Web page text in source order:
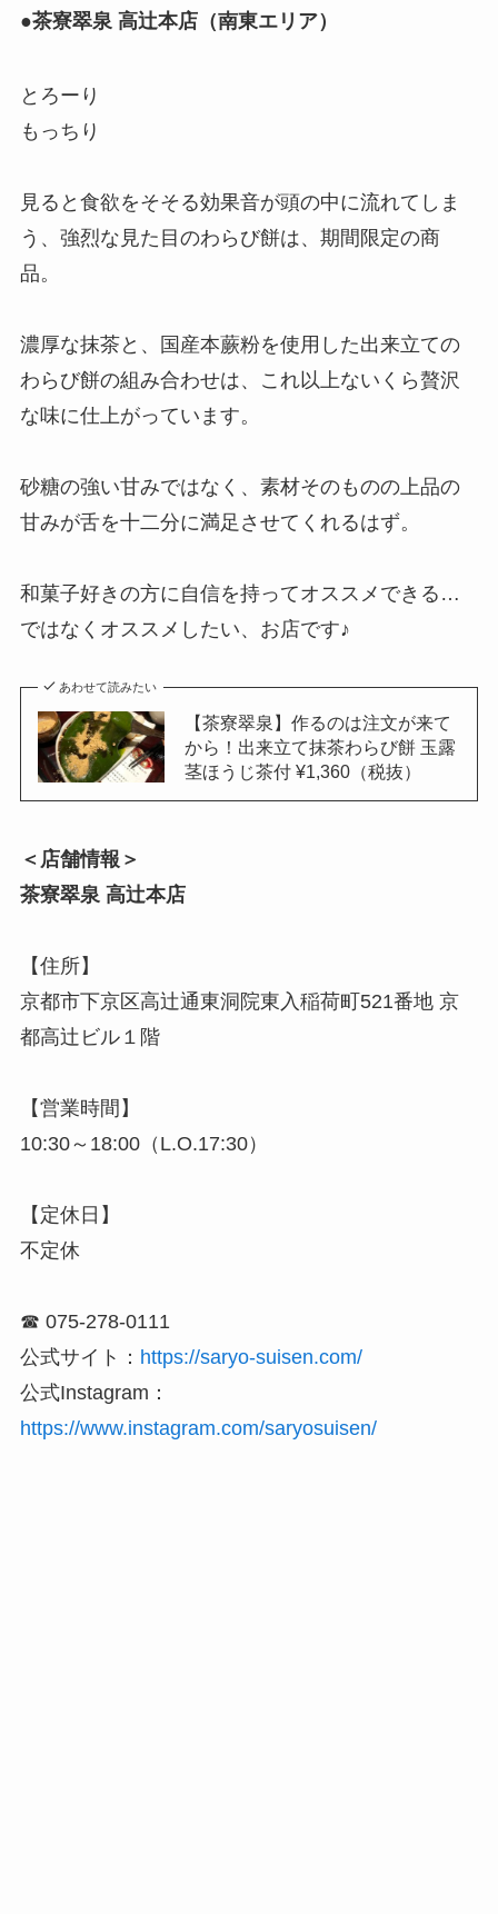
●茶寮翠泉 高辻本店（南東エリア）
とろーり
もっちり
見ると食欲をそそる効果音が頭の中に流れてしま
う、強烈な見た目のわらび餅は、期間限定の商
品。
濃厚な抹茶と、国産本蕨粉を使用した出来立ての
わらび餅の組み合わせは、これ以上ないくら贅沢
な味に仕上がっています。
砂糖の強い甘みではなく、素材そのものの上品の
甘みが舌を十二分に満足させてくれるはず。
和菓子好きの方に自信を持ってオススメできる…
ではなくオススメしたい、お店です♪
あわせて読みたい
【茶寮翠泉】作るのは注文が来て
から！出来立て抹茶わらび餅 玉露
茎ほうじ茶付 ¥1,360（税抜）
＜店舗情報＞
茶寮翠泉 高辻本店
【住所】
京都市下京区高辻通東洞院東入稲荷町521番地 京
都高辻ビル１階
【営業時間】
10:30～18:00（L.O.17:30）
【定休日】
不定休
☎ 075-278-0111
公式サイト： https://saryo-suisen.com/
公式Instagram：
https://www.instagram.com/saryosuisen/